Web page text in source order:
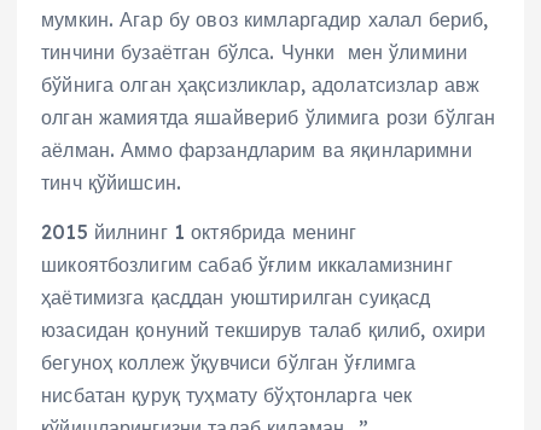
мумкин. Агар бу овоз кимларгадир халал бериб,
тинчини бузаётган бўлса. Чунки мен ўлимини
бўйнига олган ҳақсизликлар, адолатсизлар авж
олган жамиятда яшайвериб ўлимига рози бўлган
аёлман. Аммо фарзандларим ва яқинларимни
тинч қўйишсин.
2015 йилнинг 1 октябрида менинг
шикоятбозлигим сабаб ўғлим иккаламизнинг
ҳаётимизга қасддан уюштирилган суиқасд
юзасидан қонуний текширув талаб қилиб, охири
бегуноҳ коллеж ўқувчиси бўлган ўғлимга
нисбатан қуруқ туҳмату бўҳтонларга чек